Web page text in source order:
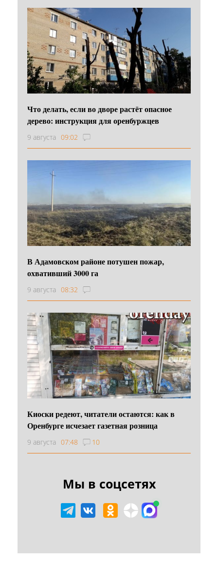
Что делать, если во дворе растёт опасное
дерево: инструкция для оренбуржцев
9 августа 09:02
В Адамовском районе потушен пожар,
охвативший 3000 га
9 августа 08:32
Киоски редеют, читатели остаются: как в
Оренбурге исчезает газетная розница
9 августа 07:48 10
Мы в соцсетях